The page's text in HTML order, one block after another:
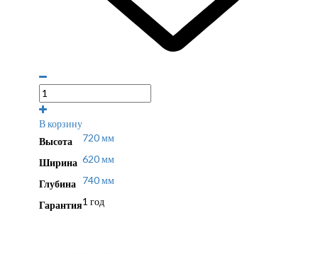
В корзину
Высота
720 мм
Ширина 620 мм
Глубина 740 мм
Гарантия1 год